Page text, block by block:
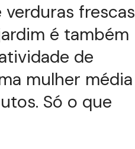
frescas
é também
de
mulher média
Só o que